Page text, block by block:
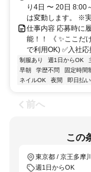
り4日 〜 20日
は変動します。 ※
仕事内容 応募時に
能！！ 《 ✨ここだ
で利用OK) ✅入社応
制服あり 週1日からOK
早朝
学歴不問 固定時間
ネイルOK
夜間 即日払
前へ
この
東京都 / 京王多摩
週1日からOK